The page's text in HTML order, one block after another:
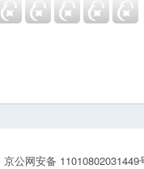
京公网安备